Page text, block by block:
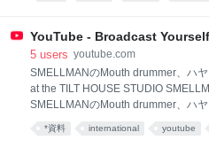
YouTube - Broadcast Yourself
5 users youtube.com
SMELLMANのMouth drummer、ハ
at the TILT HOUSE STUDIO
SMELLMANのMouth drummer、ハ
at the TILT HOUSE STUDIO
ラ」解散後、元メンバーが中心とな
*資料 international youtube